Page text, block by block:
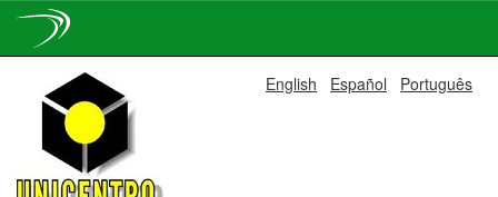
navigation
English Español Português